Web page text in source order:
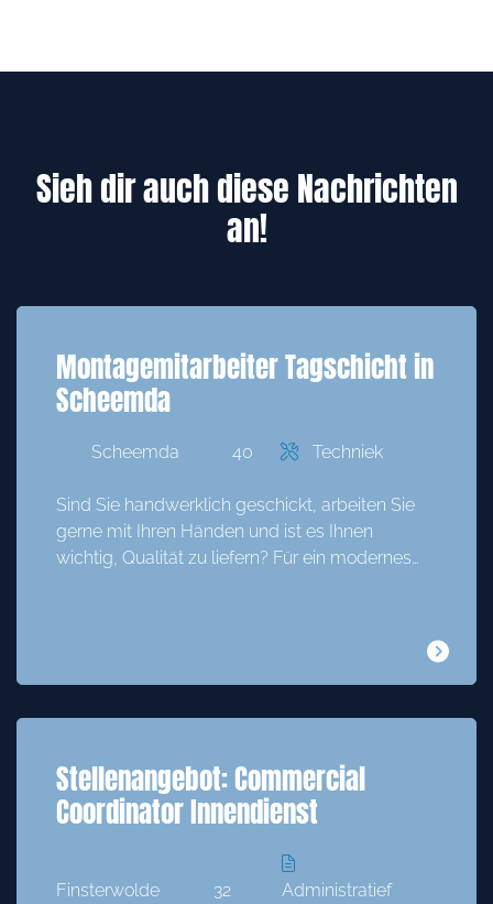
Sieh dir auch diese Nachrichten
an!
Montagemitarbeiter Tagschicht in
Scheemda
Scheemda 40 Techniek
Sind Sie handwerklich geschickt, arbeiten Sie
gerne mit Ihren Händen und ist es Ihnen
wichtig, Qualität zu liefern? Für ein modernes…
Stellenangebot: Commercial
Coordinator Innendienst
Finsterwolde 32 Administratief